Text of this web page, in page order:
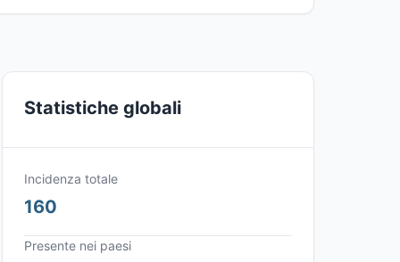
Statistiche globali
Incidenza totale
160
Presente nei paesi